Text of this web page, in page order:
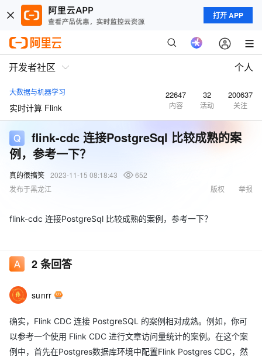
打开 APP
开发者社区 个人
大数据与机器学习
实时计算 Flink
22647
内容
32
活动
200637
关注
flink-cdc 连接PostgreSql 比较成熟的案
例，参考一下？
真的很搞笑 2023-11-15 08:18:43
652
发布于黑龙江
举报
版权
flink-cdc 连接PostgreSql 比较成熟的案例，参考一下？
2条回答
sunrr
确实，Flink CDC 连接 PostgreSQL 的案例相对成熟。例如，你可
以参考一个使用 Flink CDC 进行文章访问量统计的案例。在这个案
例中，首先在Postgres数据库环境中配置Flink Postgres CDC，然